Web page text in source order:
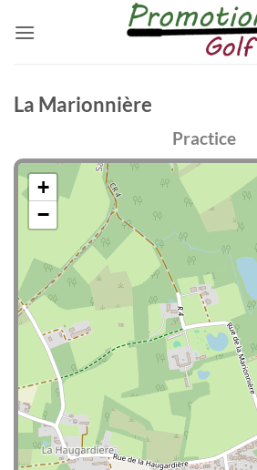
La Marionnière
Practice
+
−